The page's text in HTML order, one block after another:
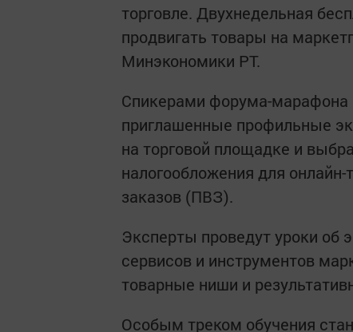
торговле. Двухнедельная
продвигать товары на
Минэкономики РТ.
Спикерами форума-марафона
приглашенные профильные
на торговой площадке и
налогообложения для
заказов (ПВЗ).
Эксперты проведут уроки об
сервисов и инструментов
товарные ниши и
Особым треком обучения